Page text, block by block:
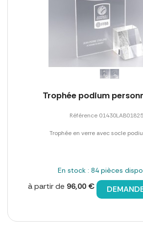
Trophée podium
Référence
Trophée en verre avec socle
En stock : 84 pièces
à partir de 96,00 €